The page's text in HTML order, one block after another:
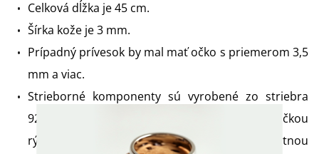
Celková dĺžka je 45 cm.
Šírka kože je 3 mm.
Prípadný prívesok by mal mať očko s priemerom 3,5
mm a viac.
Strieborné komponenty sú vyrobené zo striebra
925/1000 a sú označené puncovou značkou
rýdzosti, zodpovednostnou značkou MOL aj štátnou